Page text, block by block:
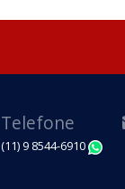
Telefone
(11) 9 8544-6910